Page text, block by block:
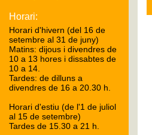
Horari:
Horari d'hivern (del 16 de
setembre al 31 de juny)
Matins: dijous i divendres de
10 a 13 hores i dissabtes de
10 a 14.
Tardes: de dilluns a
divendres de 16 a 20.30 h.
Horari d'estiu (de l'1 de juliol
al 15 de setembre)
Tardes de 15.30 a 21 h.